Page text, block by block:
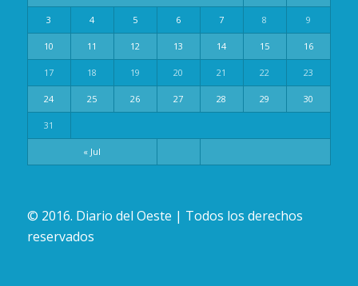
« Jul
3 4 5 6 7 8 9
10 11 12 13 14 15 16
17 18 19 20 21 22 23
24 25 26 27 28 29 30
31
© 2016. Diario del Oeste | Todos los derechos
reservados